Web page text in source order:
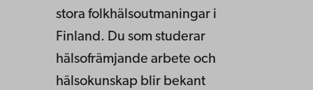
stora folkhälsoutmaningar i
Finland. Du som studerar
hälsofrämjande arbete och
hälsokunskap blir bekant